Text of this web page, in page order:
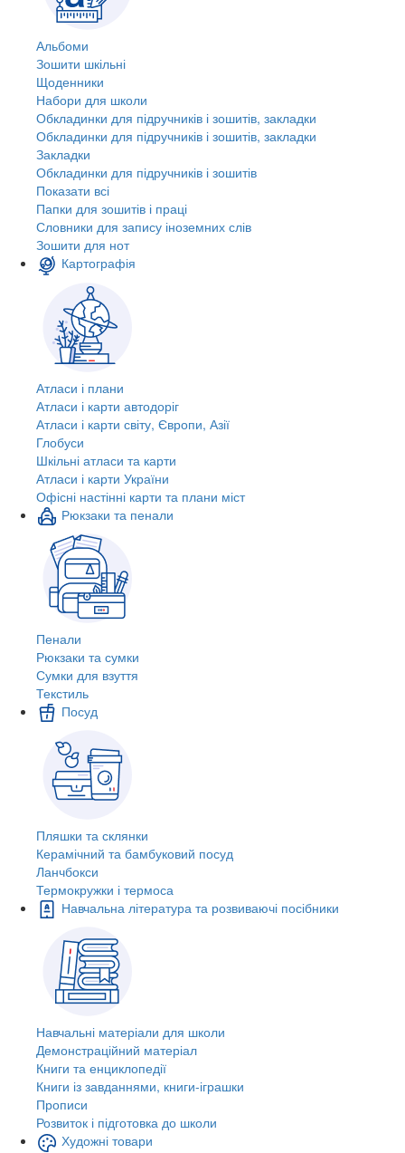
Альбоми
Зошити шкільні
Щоденники
Набори для школи
Обкладинки для підручників і зошитів, закладки
Обкладинки для підручників і зошитів, закладки
Закладки
Обкладинки для підручників і зошитів
Показати всі
Папки для зошитів і праці
Словники для запису іноземних слів
Зошити для нот
Картографія
Атласи і плани
Атласи і карти автодоріг
Атласи і карти світу, Європи, Азії
Глобуси
Шкільні атласи та карти
Атласи і карти України
Офісні настінні карти та плани міст
Рюкзаки та пенали
Пенали
Рюкзаки та сумки
Сумки для взуття
Текстиль
Посуд
Пляшки та склянки
Керамічний та бамбуковий посуд
Ланчбокси
Термокружки і термоса
Навчальна література та розвиваючі посібники
Навчальні матеріали для школи
Демонстраційний матеріал
Книги та енциклопедії
Книги із завданнями, книги-іграшки
Прописи
Розвиток і підготовка до школи
Художні товари